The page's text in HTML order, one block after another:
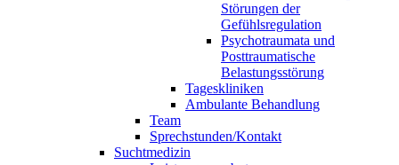
Störungen der
Gefühlsregulation
Psychotraumata und
Posttraumatische
Belastungsstörung
Tageskliniken
Ambulante Behandlung
Team
Sprechstunden/Kontakt
Suchtmedizin